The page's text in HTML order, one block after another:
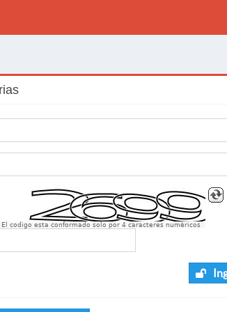
El codigo esta conformado solo por 4 caracteres numèricos